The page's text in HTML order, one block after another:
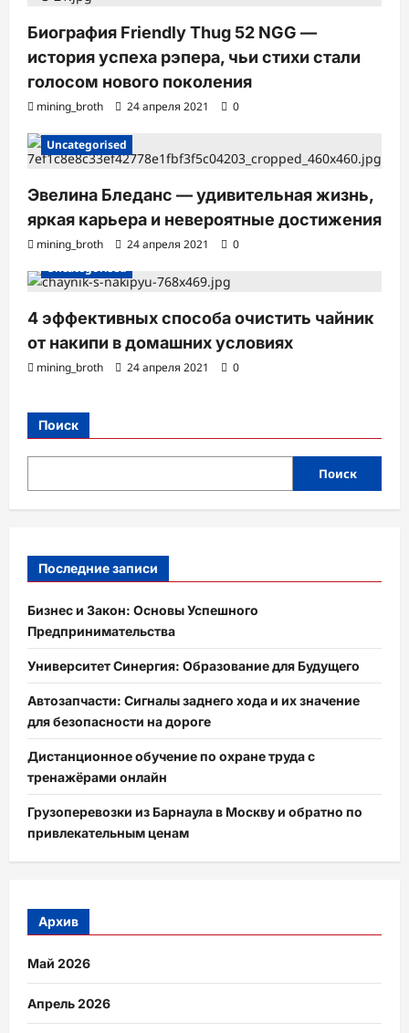
Биография Friendly Thug 52 NGG —
история успеха рэпера, чьи стихи стали
голосом нового поколения
mining_broth 24 апреля 2021 0
Uncategorised
Эвелина Бледанс — удивительная жизнь,
яркая карьера и невероятные достижения
mining_broth 24 апреля 2021
0
Uncategorised
4 эффективных способа очистить чайник
от накипи в домашних условиях
mining_broth 24 апреля 2021 0
Поиск
Поиск
Последние записи
Бизнес и Закон: Основы Успешного
Предпринимательства
Университет Синергия: Образование для Будущего
Автозапчасти: Сигналы заднего хода и их значение
для безопасности на дороге
Дистанционное обучение по охране труда с
тренажёрами онлайн
Грузоперевозки из Барнаула в Москву и обратно по
привлекательным ценам
Архив
Май 2026
Апрель 2026